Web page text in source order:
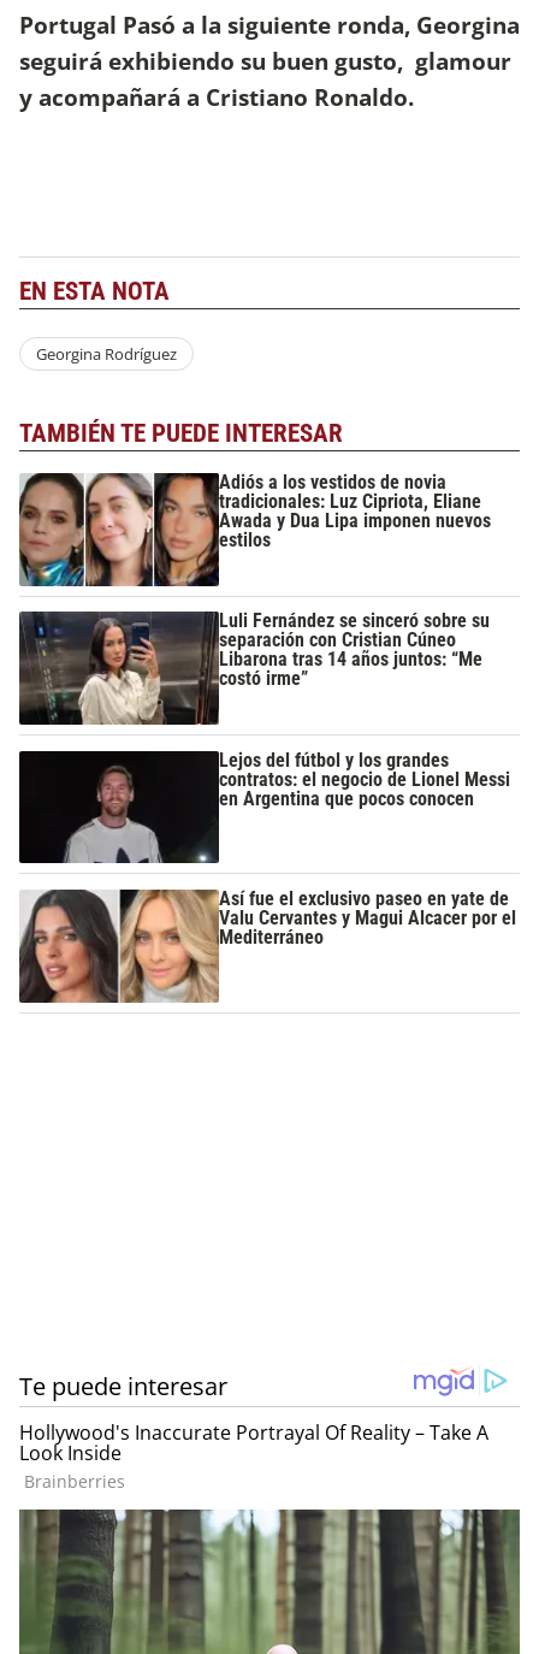
Portugal Pasó a la siguiente ronda, Georgina
seguirá exhibiendo su buen gusto, glamour
y acompañará a Cristiano Ronaldo.
EN ESTA NOTA
Georgina Rodríguez
TAMBIÉN TE PUEDE INTERESAR
Adiós a los vestidos de novia
tradicionales: Luz Cipriota, Eliane
Awada y Dua Lipa imponen nuevos
estilos
Luli Fernández se sinceró sobre su
separación con Cristian Cúneo
Libarona tras 14 años juntos: “Me
costó irme”
Lejos del fútbol y los grandes
contratos: el negocio de Lionel Messi
en Argentina que pocos conocen
Así fue el exclusivo paseo en yate de
Valu Cervantes y Magui Alcacer por el
Mediterráneo